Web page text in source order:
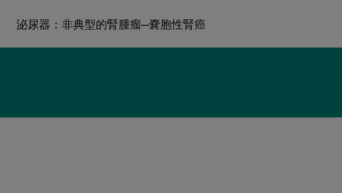
泌尿器：非典型的腎腫瘤─嚢胞性腎癌